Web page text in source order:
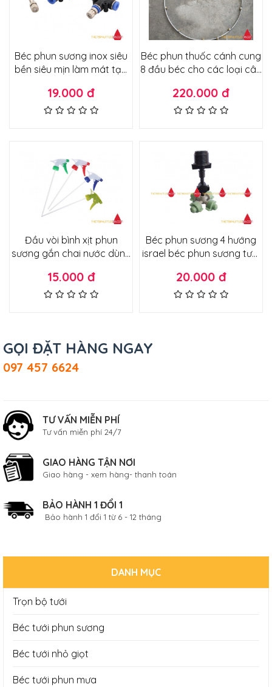
Béc phun sương inox siêu
bền siêu mịn làm mát tạo
vườn sương mỏng không
ướt
19.000 đ
Béc phun thuốc cánh cung
8 đầu béc cho các loại cây
cảnh các loại
220.000 đ
Đầu vòi bình xịt phun
sương gắn chai nước dùng
15.000 đ
Béc phun sương 4 hướng
israel béc phun sương tưới
mát loại tốt chân ren 21
20.000 đ
GỌI ĐẶT HÀNG NGAY
097 457 6624
TƯ VẤN MIỄN PHÍ
Tư vấn miễn phí 24/7
GIAO HÀNG TẬN NƠI
Giao hàng - xem hàng- thanh toán
BẢO HÀNH 1 ĐỔI 1
Bảo hành 1 đổi 1 từ 6 - 12 tháng
DANH MỤC
Trọn bộ tưới
Béc tưới phun sương
Béc tưới nhỏ giọt
Béc tưới phun mưa